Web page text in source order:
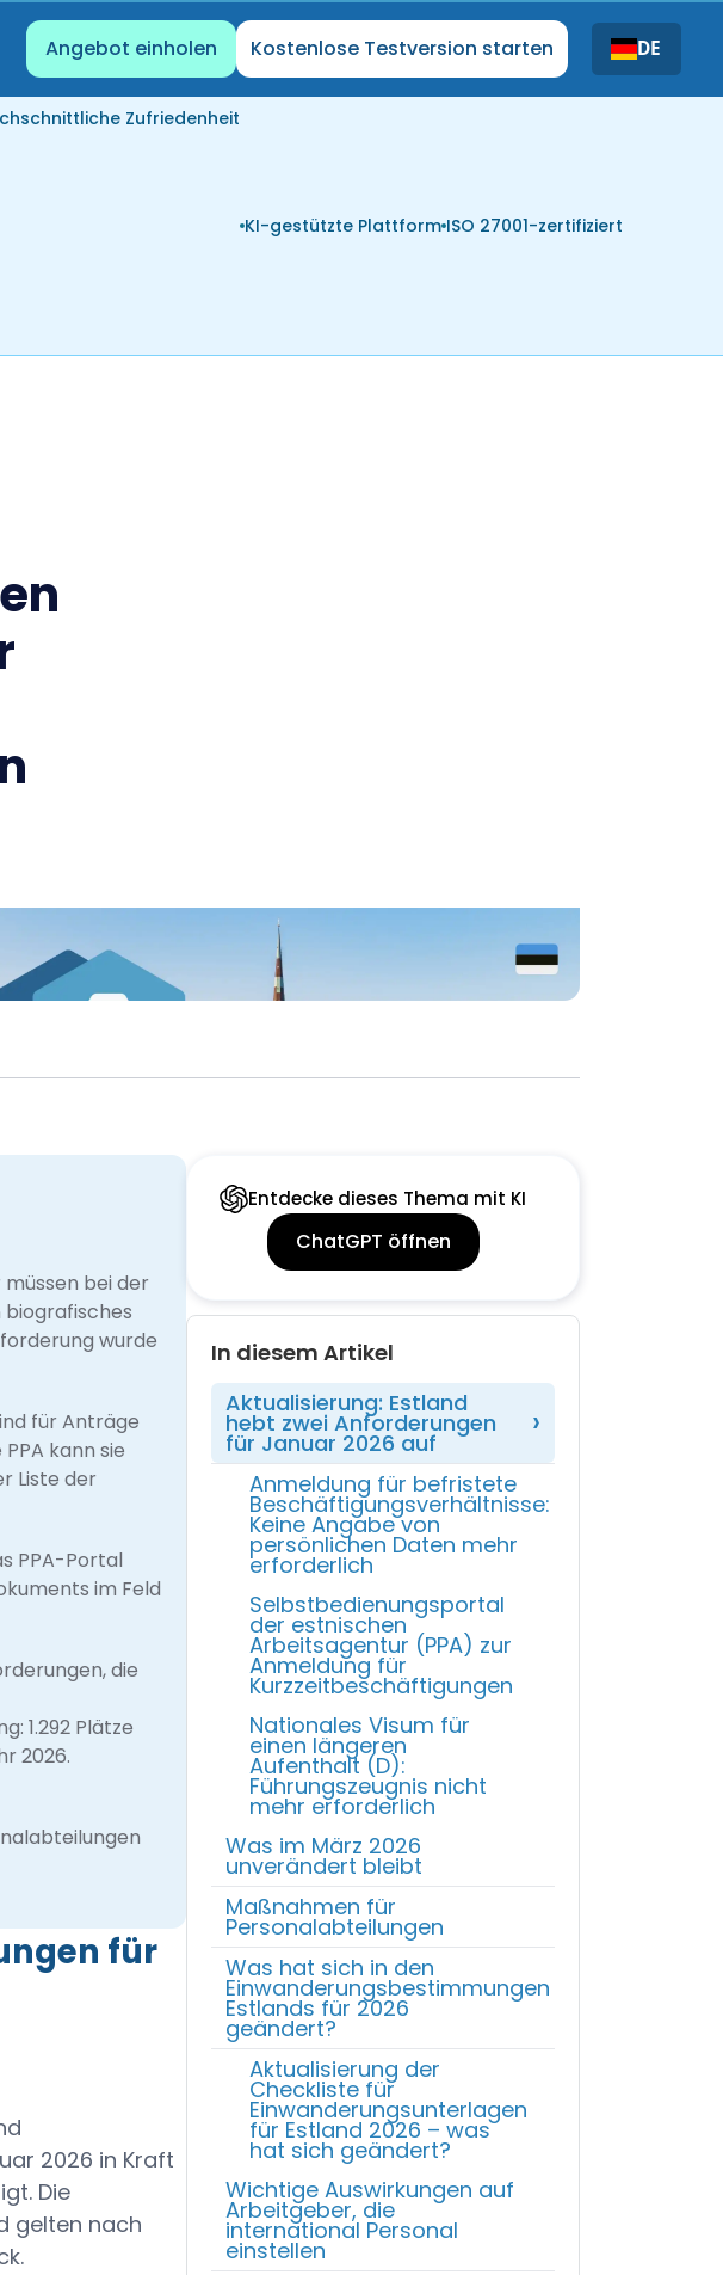
Angebot einholen Kostenlose Testversion starten DE
Zufriedenheit
KI-gestützte Plattform ISO 27001-zertifiziert
bei der
biografisches
wurde
für Anträge
kann sie
Liste der
PPA-Portal
im Feld
die
1.292 Plätze
2026.
für
2026 in Kraft
Die
gelten nach
Entdecke dieses Thema mit KI
ChatGPT öffnen
In diesem Artikel
Aktualisierung: Estland
hebt zwei Anforderungen
für Januar 2026 auf
Anmeldung für befristete
Beschäftigungsverhältnisse:
Keine Angabe von
persönlichen Daten mehr
erforderlich
Selbstbedienungsportal
der estnischen
Arbeitsagentur (PPA) zur
Anmeldung für
Kurzzeitbeschäftigungen
Nationales Visum für
einen längeren
Aufenthalt (D):
Führungszeugnis nicht
mehr erforderlich
Was im März 2026
unverändert bleibt
Maßnahmen für
Personalabteilungen
Was hat sich in den
Einwanderungsbestimmungen
Estlands für 2026
geändert?
Aktualisierung der
Checkliste für
Einwanderungsunterlagen
für Estland 2026 – was
hat sich geändert?
Wichtige Auswirkungen auf
Arbeitgeber, die
international Personal
einstellen